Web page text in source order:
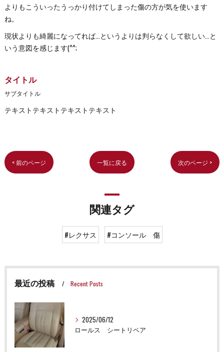
よりもこういったうっかり付けてしまった傷の方が気を使います
ね。
現状よりも綺麗になってれば…というよりは判らなくして欲しい…と
いう意図を感じます(^^;
タイトル
サブタイトル
テキストテキストテキストテキスト
< 前のページ 一覧に戻る 次のページ >
関連タグ
#レクサス #コンソール 傷
最近の投稿 Recent Posts
2025/06/12
ロールス シートリペア